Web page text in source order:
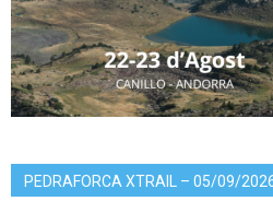
PEDRAFORCA XTRAIL – 05/09/